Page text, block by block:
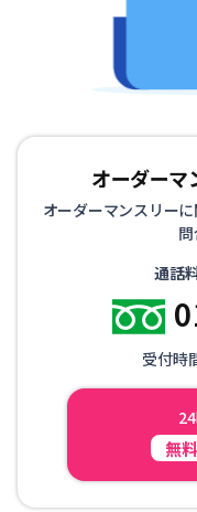
オーダーマ
オーダーマンスリー
問
通話
受付
無料